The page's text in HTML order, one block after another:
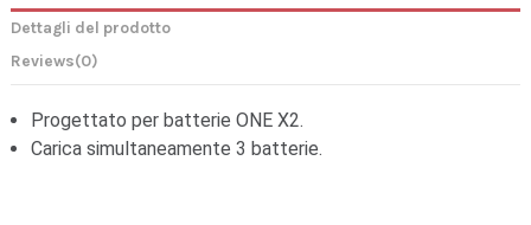
Dettagli del prodotto
Reviews(0)
Progettato per batterie ONE X2.
Carica simultaneamente 3 batterie.